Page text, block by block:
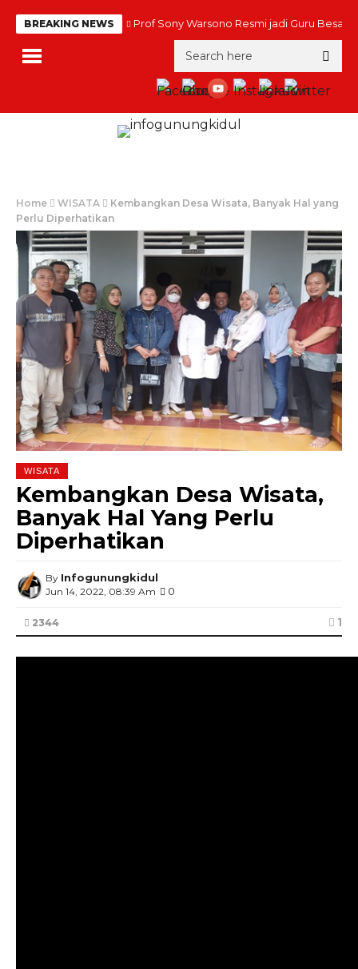
BREAKING NEWS Prof Sony Warsono Resmi jadi Guru Besar
Home WISATA
Kembangkan Desa Wisata, Banyak Hal yang
Perlu Diperhatikan
WISATA
Kembangkan Desa Wisata,
Banyak Hal Yang Perlu
Diperhatikan
By Infogunungkidul
Jun 14, 2022, 08:39 Am 0
2344 1